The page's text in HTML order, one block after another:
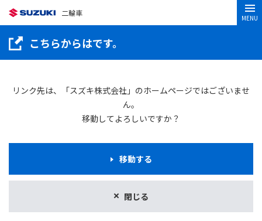
二輪車
MENU
こちらからはです。
リンク先は、「スズキ株式会社」のホームページではございませ
ん。
移動してよろしいですか？
閉じる
移動する